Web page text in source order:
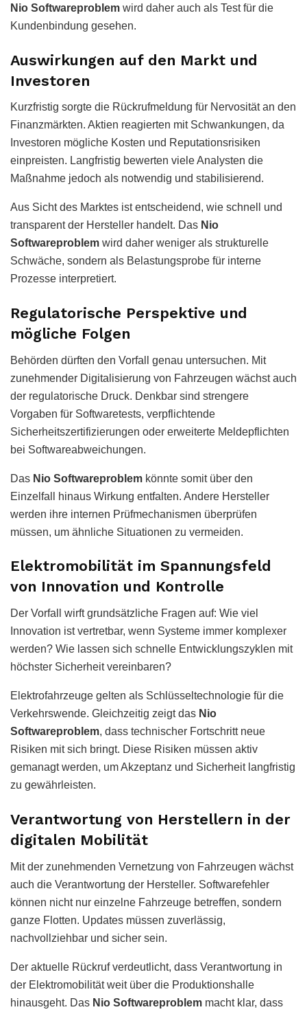
Nio Softwareproblem wird daher auch als Test für die
Kundenbindung gesehen.
Auswirkungen auf den Markt und
Investoren
Kurzfristig sorgte die Rückrufmeldung für Nervosität an den
Finanzmärkten. Aktien reagierten mit Schwankungen, da
Investoren mögliche Kosten und Reputationsrisiken
einpreisten. Langfristig bewerten viele Analysten die
Maßnahme jedoch als notwendig und stabilisierend.
Aus Sicht des Marktes ist entscheidend, wie schnell und
transparent der Hersteller handelt. Das Nio
Softwareproblem wird daher weniger als strukturelle
Schwäche, sondern als Belastungsprobe für interne
Prozesse interpretiert.
Regulatorische Perspektive und
mögliche Folgen
Behörden dürften den Vorfall genau untersuchen. Mit
zunehmender Digitalisierung von Fahrzeugen wächst auch
der regulatorische Druck. Denkbar sind strengere
Vorgaben für Softwaretests, verpflichtende
Sicherheitszertifizierungen oder erweiterte Meldepflichten
bei Softwareabweichungen.
Das Nio Softwareproblem könnte somit über den
Einzelfall hinaus Wirkung entfalten. Andere Hersteller
werden ihre internen Prüfmechanismen überprüfen
müssen, um ähnliche Situationen zu vermeiden.
Elektromobilität im Spannungsfeld
von Innovation und Kontrolle
Der Vorfall wirft grundsätzliche Fragen auf: Wie viel
Innovation ist vertretbar, wenn Systeme immer komplexer
werden? Wie lassen sich schnelle Entwicklungszyklen mit
höchster Sicherheit vereinbaren?
Elektrofahrzeuge gelten als Schlüsseltechnologie für die
Verkehrswende. Gleichzeitig zeigt das Nio
Softwareproblem, dass technischer Fortschritt neue
Risiken mit sich bringt. Diese Risiken müssen aktiv
gemanagt werden, um Akzeptanz und Sicherheit langfristig
zu gewährleisten.
Verantwortung von Herstellern in der
digitalen Mobilität
Mit der zunehmenden Vernetzung von Fahrzeugen wächst
auch die Verantwortung der Hersteller. Softwarefehler
können nicht nur einzelne Fahrzeuge betreffen, sondern
ganze Flotten. Updates müssen zuverlässig,
nachvollziehbar und sicher sein.
Der aktuelle Rückruf verdeutlicht, dass Verantwortung in
der Elektromobilität weit über die Produktionshalle
hinausgeht. Das Nio Softwareproblem macht klar, dass